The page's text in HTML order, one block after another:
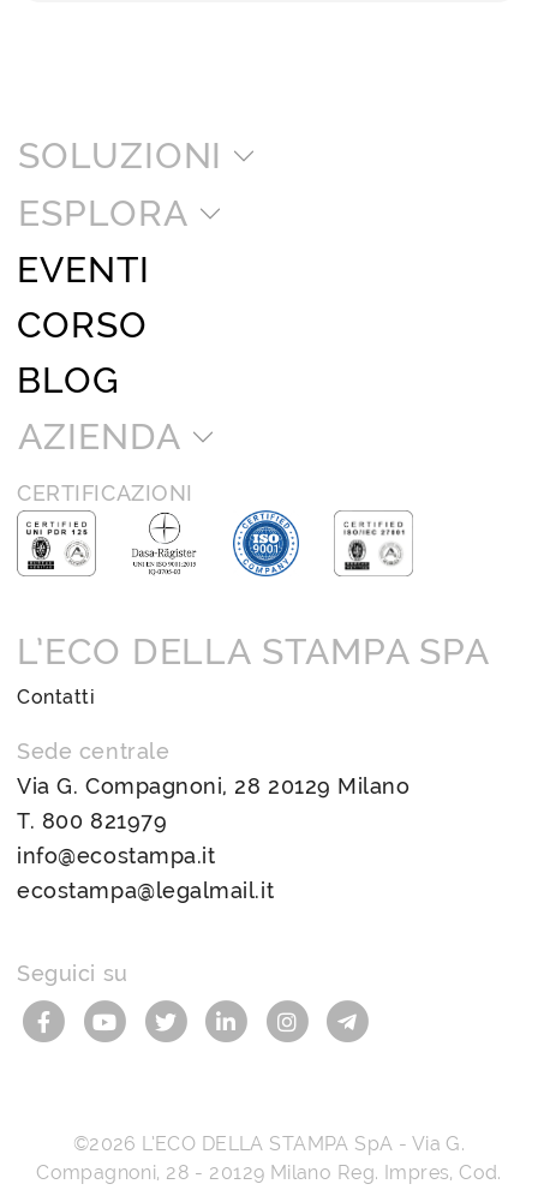
SOLUZIONI
ESPLORA
EVENTI
CORSO
BLOG
AZIENDA
CERTIFICAZIONI
L’ECO DELLA STAMPA SPA
Contatti
Sede centrale
Via G. Compagnoni, 28 20129 Milano
T. 800 821979
info@ecostampa.it
ecostampa@legalmail.it
Seguici su
©2026 L’ECO DELLA STAMPA SpA - Via G.
Compagnoni, 28 - 20129 Milano Reg. Impres, Cod.